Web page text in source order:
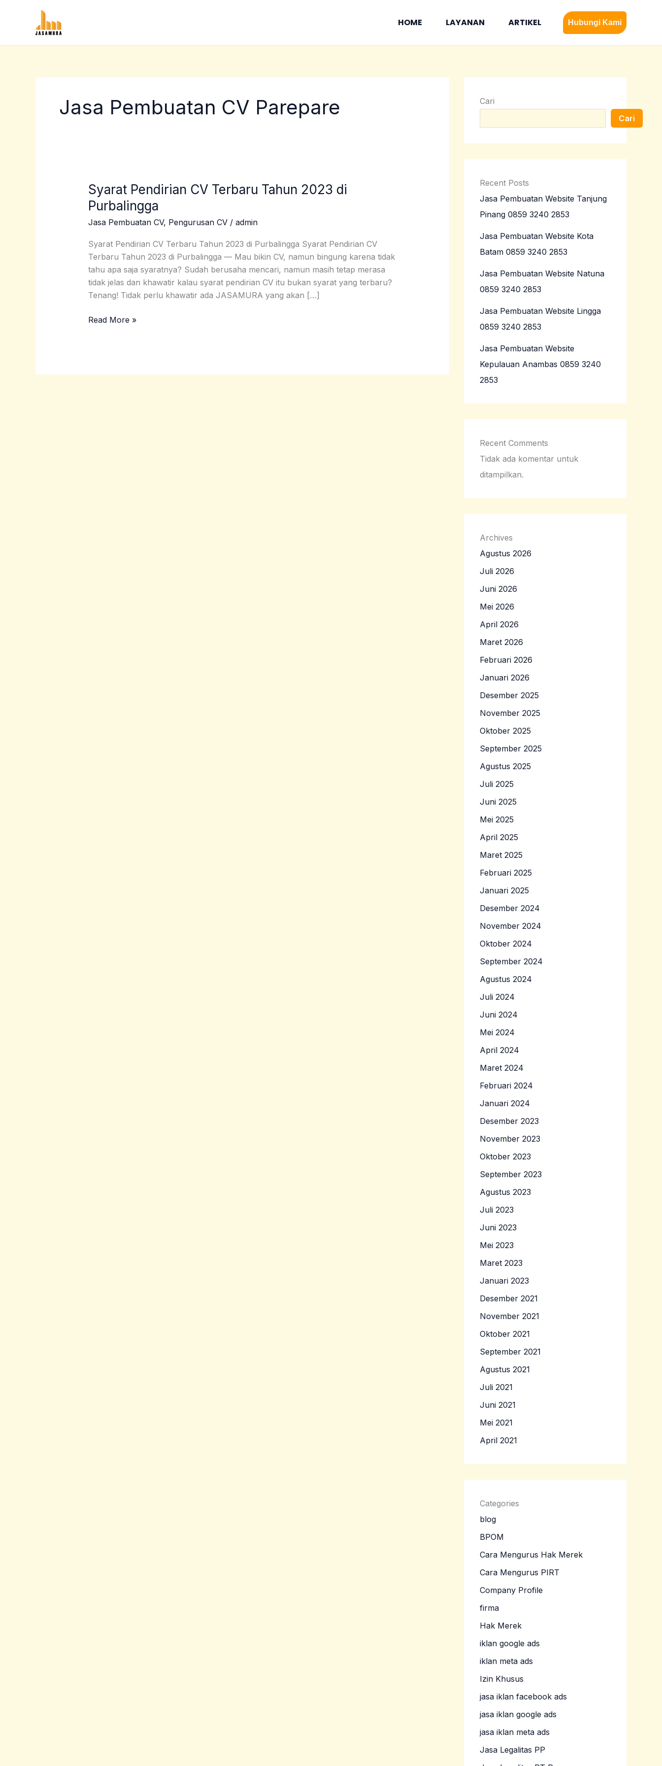
HOME LAYANAN ARTIKEL Hubungi Kami
Jasa Pembuatan CV Parepare
Syarat Pendirian CV Terbaru Tahun 2023 di
Purbalingga
Jasa Pembuatan CV, Pengurusan CV/ admin
Syarat Pendirian CV Terbaru Tahun 2023 di Purbalingga Syarat Pendirian CV
Terbaru Tahun 2023 di Purbalingga — Mau bikin CV, namun bingung karena tidak
tahu apa saja syaratnya? Sudah berusaha mencari, namun masih tetap merasa
tidak jelas dan khawatir kalau syarat pendirian CV itu bukan syarat yang terbaru?
Tenang! Tidak perlu khawatir ada JASAMURA yang akan […]
Syarat
Pendirian
CV
Terbaru
Tahun
2023
Purbalingga
Read More »
Cari
Cari
Recent Posts
Jasa Pembuatan Website Tanjung
Pinang 0859 3240 2853
Jasa Pembuatan Website Kota
Batam 0859 3240 2853
Jasa Pembuatan Website Natuna
0859 3240 2853
Jasa Pembuatan Website Lingga
0859 3240 2853
Jasa Pembuatan Website
Kepulauan Anambas 0859 3240
2853
Recent Comments
Tidak ada komentar untuk
ditampilkan.
Archives
Agustus 2026
Juli 2026
Juni 2026
Mei 2026
April 2026
Maret 2026
Februari 2026
Januari 2026
Desember 2025
November 2025
Oktober 2025
September 2025
Agustus 2025
Juli 2025
Juni 2025
Mei 2025
April 2025
Maret 2025
Februari 2025
Januari 2025
Desember 2024
November 2024
Oktober 2024
September 2024
Agustus 2024
Juli 2024
Juni 2024
Mei 2024
April 2024
Maret 2024
Februari 2024
Januari 2024
Desember 2023
November 2023
Oktober 2023
September 2023
Agustus 2023
Juli 2023
Juni 2023
Mei 2023
Maret 2023
Januari 2023
Desember 2021
November 2021
Oktober 2021
September 2021
Agustus 2021
Juli 2021
Juni 2021
Mei 2021
April 2021
Categories
blog
BPOM
Cara Mengurus Hak Merek
Cara Mengurus PIRT
Company Profile
firma
Hak Merek
iklan google ads
iklan meta ads
Izin Khusus
jasa iklan facebook ads
jasa iklan google ads
jasa iklan meta ads
Jasa Legalitas PP